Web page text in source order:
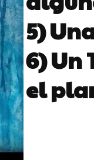
5)
6) Un
el